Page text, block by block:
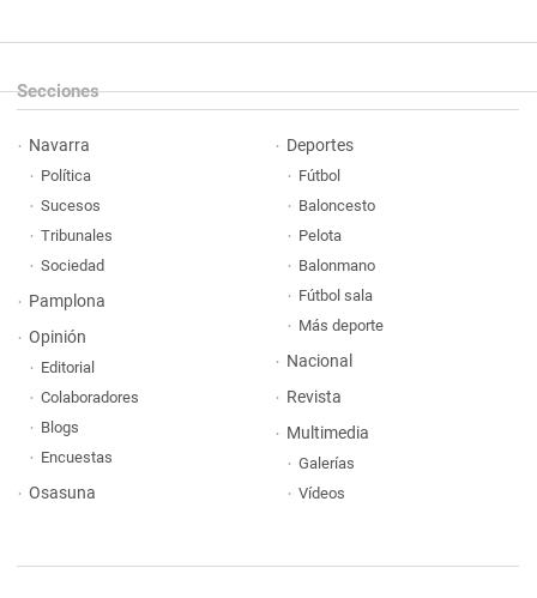
Secciones
Navarra
Política
Sucesos
Tribunales
Sociedad
Pamplona
Opinión
Editorial
Colaboradores
Blogs
Encuestas
Osasuna
Deportes
Fútbol
Baloncesto
Pelota
Balonmano
Fútbol sala
Más deporte
Nacional
Revista
Multimedia
Galerías
Vídeos